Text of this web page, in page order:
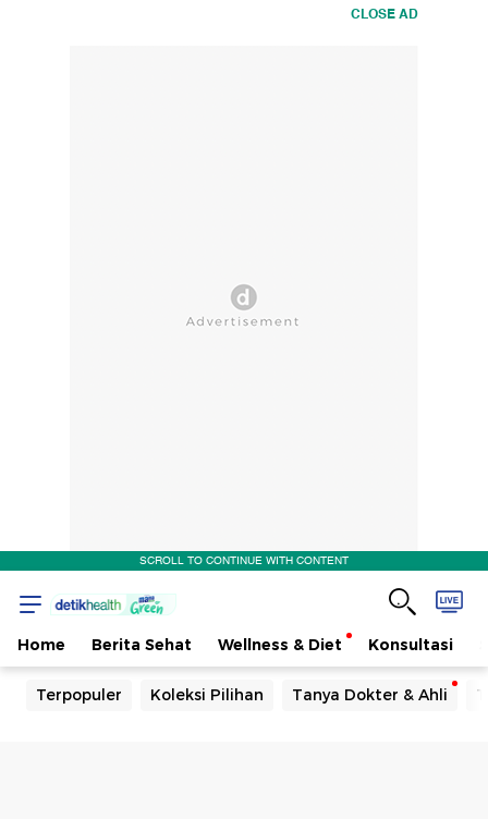
CLOSE AD
SCROLL TO CONTINUE WITH CONTENT
Home Berita Sehat Wellness & Diet Konsultasi
Terpopuler Koleksi Pilihan Tanya Dokter & Ahli